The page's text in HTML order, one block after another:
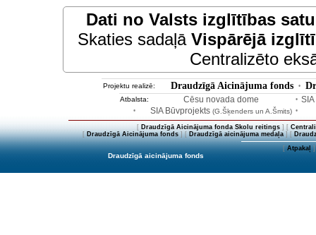
Dati no Valsts izglītības
Skaties sadaļā Vispārējā
Centralizēto
Projektu realizē: Draudzīgā Aicinājuma fonds •
Atbalsta: Cēsu novada dome •
• SIA Būvprojekts (G.Šķenders un A.Šmits) •
[ Draudzīgā Aicinājuma fonda Skolu reitings] [
[Draudzīgā Aicinājuma fonds] [Draudzīgā aicinājuma medaļa] [
[Atpakaļ]
Draudzīgā aicinājuma fonds